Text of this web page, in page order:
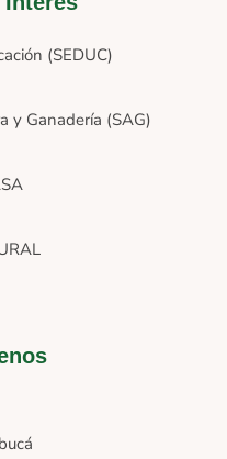
(SEDUC)
y Ganadería (SAG)